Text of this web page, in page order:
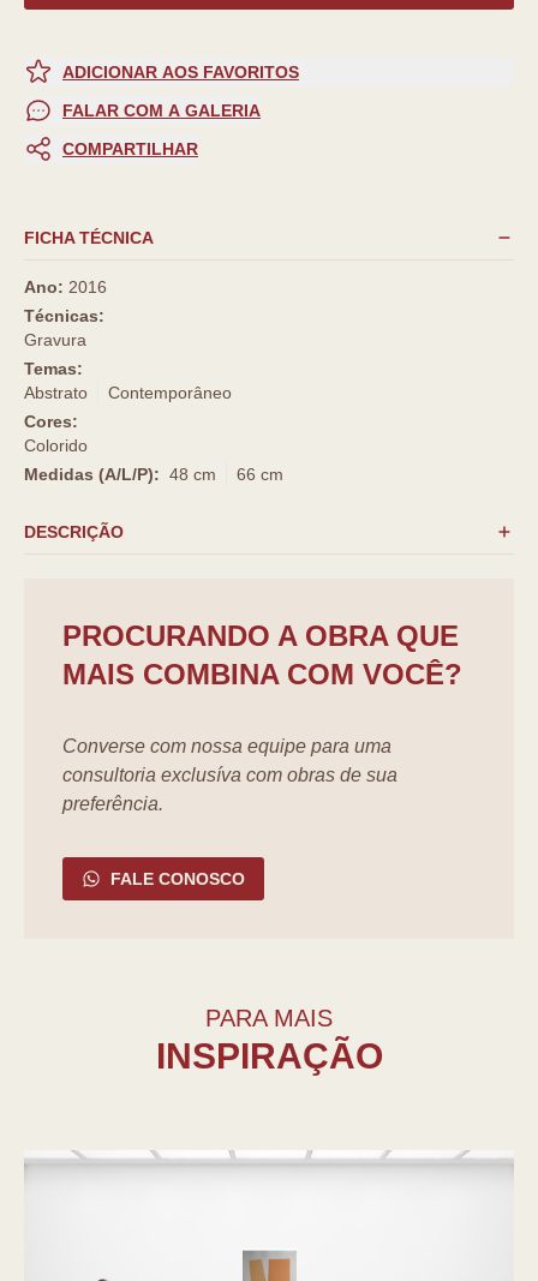
ADICIONAR AOS FAVORITOS
FALAR COM A GALERIA
COMPARTILHAR
FICHA TÉCNICA
Ano: 2016
Técnicas:
Gravura
Temas:
Abstrato
Contemporâneo
Cores:
Colorido
Medidas (A/L/P): 48 cm 66 cm
DESCRIÇÃO
PROCURANDO A OBRA QUE
MAIS COMBINA COM VOCÊ?
Converse com nossa equipe para uma
consultoria exclusíva com obras de sua
preferência.
FALE CONOSCO
PARA MAIS
INSPIRAÇÃO